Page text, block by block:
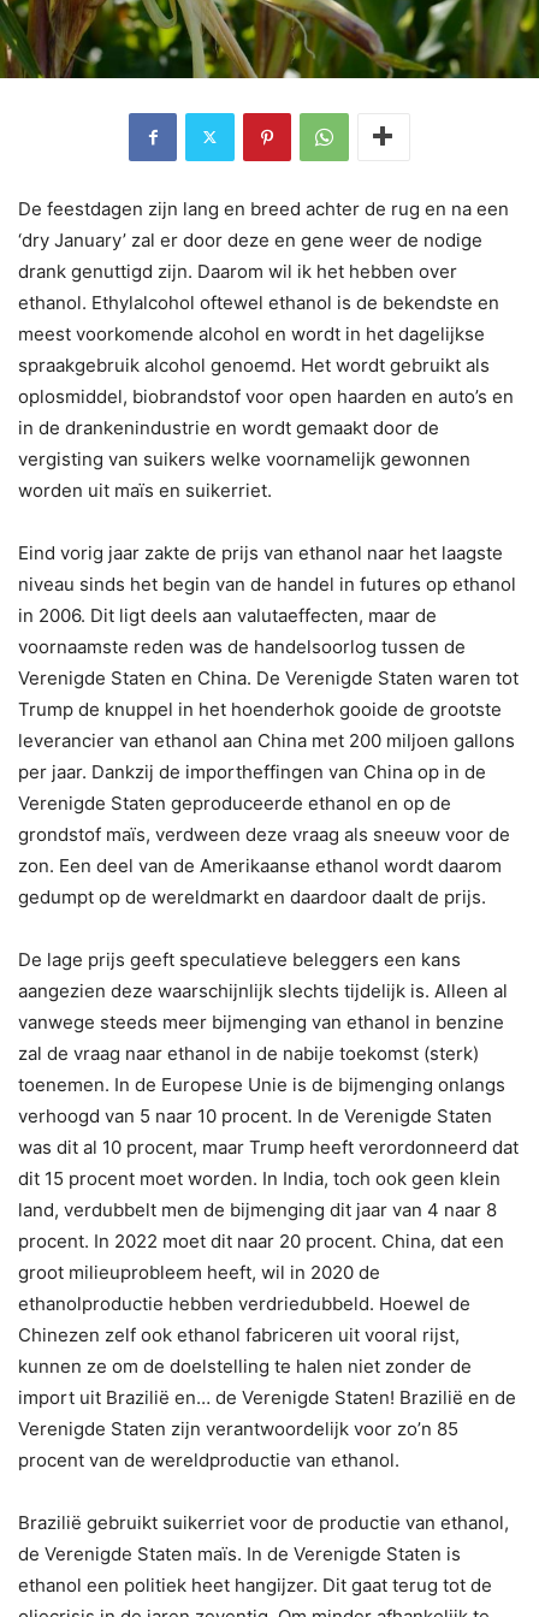
De feestdagen zijn lang en breed achter de rug en na een
‘dry January’ zal er door deze en gene weer de nodige
drank genuttigd zijn. Daarom wil ik het hebben over
ethanol. Ethylalcohol oftewel ethanol is de bekendste en
meest voorkomende alcohol en wordt in het dagelijkse
spraakgebruik alcohol genoemd. Het wordt gebruikt als
oplosmiddel, biobrandstof voor open haarden en auto’s en
in de drankenindustrie en wordt gemaakt door de
vergisting van suikers welke voornamelijk gewonnen
worden uit maïs en suikerriet.
Eind vorig jaar zakte de prijs van ethanol naar het laagste
niveau sinds het begin van de handel in futures op ethanol
in 2006. Dit ligt deels aan valutaeffecten, maar de
voornaamste reden was de handelsoorlog tussen de
Verenigde Staten en China. De Verenigde Staten waren tot
Trump de knuppel in het hoenderhok gooide de grootste
leverancier van ethanol aan China met 200 miljoen gallons
per jaar. Dankzij de importheffingen van China op in de
Verenigde Staten geproduceerde ethanol en op de
grondstof maïs, verdween deze vraag als sneeuw voor de
zon. Een deel van de Amerikaanse ethanol wordt daarom
gedumpt op de wereldmarkt en daardoor daalt de prijs.
De lage prijs geeft speculatieve beleggers een kans
aangezien deze waarschijnlijk slechts tijdelijk is. Alleen al
vanwege steeds meer bijmenging van ethanol in benzine
zal de vraag naar ethanol in de nabije toekomst (sterk)
toenemen. In de Europese Unie is de bijmenging onlangs
verhoogd van 5 naar 10 procent. In de Verenigde Staten
was dit al 10 procent, maar Trump heeft verordonneerd dat
dit 15 procent moet worden. In India, toch ook geen klein
land, verdubbelt men de bijmenging dit jaar van 4 naar 8
procent. In 2022 moet dit naar 20 procent. China, dat een
groot milieuprobleem heeft, wil in 2020 de
ethanolproductie hebben verdriedubbeld. Hoewel de
Chinezen zelf ook ethanol fabriceren uit vooral rijst,
kunnen ze om de doelstelling te halen niet zonder de
import uit Brazilië en… de Verenigde Staten! Brazilië en de
Verenigde Staten zijn verantwoordelijk voor zo’n 85
procent van de wereldproductie van ethanol.
Brazilië gebruikt suikerriet voor de productie van ethanol,
de Verenigde Staten maïs. In de Verenigde Staten is
ethanol een politiek heet hangijzer. Dit gaat terug tot de